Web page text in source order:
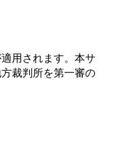
用されます。本サ
裁判所を第一審の